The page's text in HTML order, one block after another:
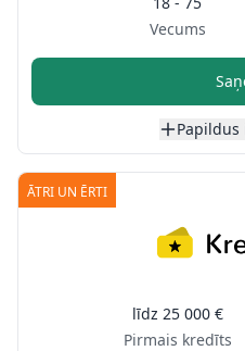
Vecums
ĀTRI UN ĒRTI
līdz 25 000 €
Pirmais kredīts